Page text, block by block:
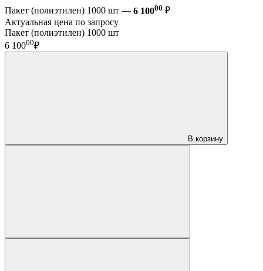
Пакет (полиэтилен) 1000 шт — 6 10000 ₽
Актуальная цена по запросу
Пакет (полиэтилен) 1000 шт
6 10000₽
В корзину